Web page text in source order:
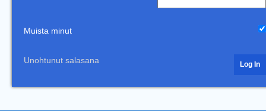
Muista minut
Unohtunut salasana